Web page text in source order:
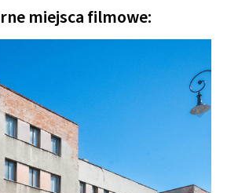
miejsca filmowe: